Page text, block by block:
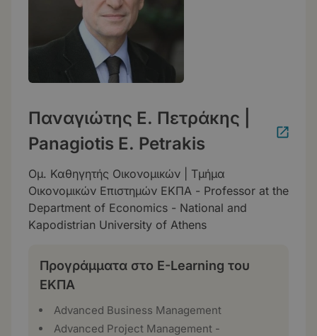
Παναγιώτης Ε. Πετράκης |
Panagiotis E. Petrakis
Ομ. Καθηγητής Οικονομικών | Τμήμα
Οικονομικών Επιστημών ΕΚΠΑ - Professor at the
Department of Economics - National and
Kapodistrian University of Athens
Προγράμματα στο E-Learning του
ΕΚΠΑ
Advanced Business Management
Advanced Project Management -